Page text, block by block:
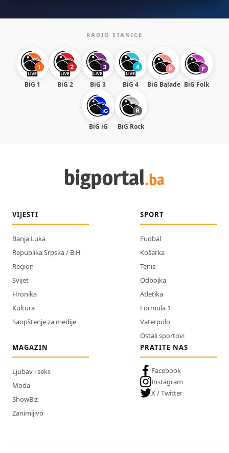
RADIO STANICE
BiG 1 BiG 2 BiG 3 BiG 4 BiG Balade BiG Folk
BiG iG BiG Rock
VIJESTI
Banja Luka
Republika Srpska / BiH
Region
Svijet
Hronika
Kultura
Saopštenje za medije
SPORT
Fudbal
Košarka
Tenis
Odbojka
Atletika
Formula 1
Vaterpolo
Ostali sportovi
MAGAZIN
Ljubav i seks
Moda
ShowBiz
Zanimljivo
PRATITE NAS
Facebook
Instagram
X / Twitter